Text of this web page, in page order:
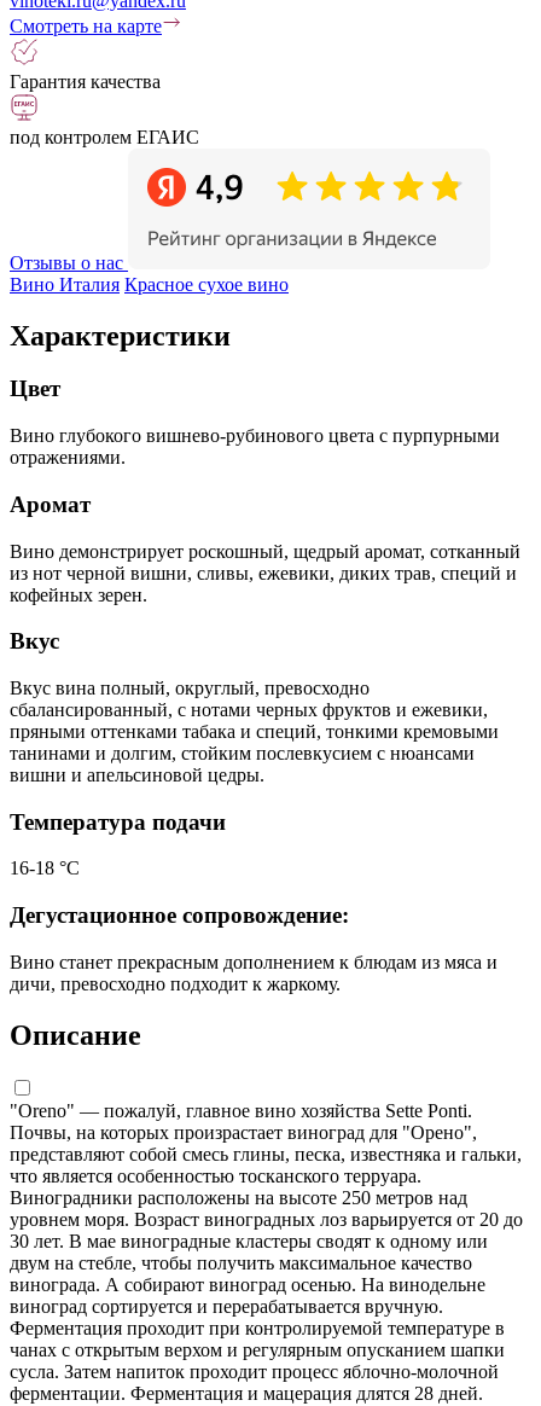
Смотреть на карте
Гарантия качества
под контролем ЕГАИС
Отзывы о нас
Вино Италия Красное сухое вино
Характеристики
Цвет
Вино глубокого вишнево-рубинового цвета с пурпурными
отражениями.
Аромат
Вино демонстрирует роскошный, щедрый аромат, сотканный
из нот черной вишни, сливы, ежевики, диких трав, специй и
кофейных зерен.
Вкус
Вкус вина полный, округлый, превосходно
сбалансированный, с нотами черных фруктов и ежевики,
пряными оттенками табака и специй, тонкими кремовыми
танинами и долгим, стойким послевкусием с нюансами
вишни и апельсиновой цедры.
Температура подачи
16-18 °C
Дегустационное сопровождение:
Вино станет прекрасным дополнением к блюдам из мяса и
дичи, превосходно подходит к жаркому.
Описание
"Oreno" — пожалуй, главное вино хозяйства Sette Ponti.
Почвы, на которых произрастает виноград для "Орено",
представляют собой смесь глины, песка, известняка и гальки,
что является особенностью тосканского терруара.
Виноградники расположены на высоте 250 метров над
уровнем моря. Возраст виноградных лоз варьируется от 20 до
30 лет. В мае виноградные кластеры сводят к одному или
двум на стебле, чтобы получить максимальное качество
винограда. А собирают виноград осенью. На винодельне
виноград сортируется и перерабатывается вручную.
Ферментация проходит при контролируемой температуре в
чанах с открытым верхом и регулярным опусканием шапки
сусла. Затем напиток проходит процесс яблочно-молочной
ферментации. Ферментация и мацерация длятся 28 дней.